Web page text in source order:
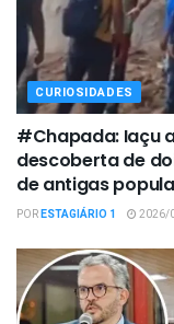
CURIOSIDADES
#Chapada: Iaçu
descoberta de
de antigas
PORESTAGIÁRIO 1 2026/